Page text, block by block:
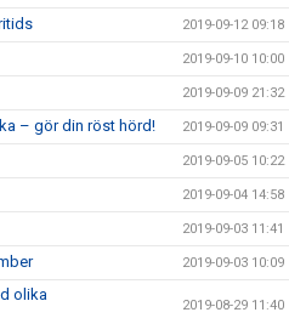
2019-09-12 09:18
2019-09-10 10:00
2019-09-09 21:32
– gör din röst hörd! 2019-09-09 09:31
2019-09-05 10:22
2019-09-04 14:58
2019-09-03 11:41
2019-09-03 10:09
olika
2019-08-29 11:40